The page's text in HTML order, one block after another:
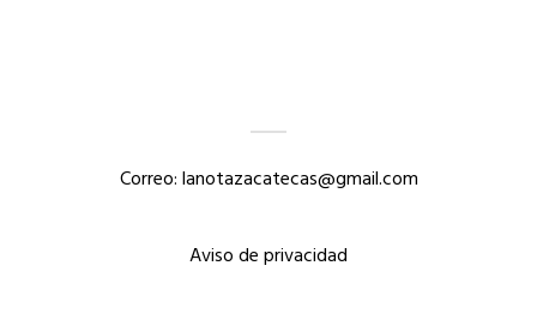
Correo: lanotazacatecas@gmail.com
Aviso de privacidad